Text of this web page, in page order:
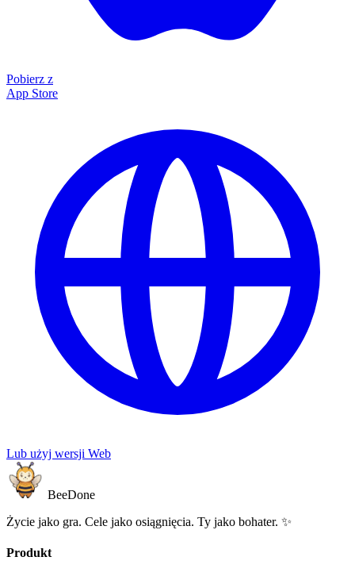
Pobierz z
App Store
Lub użyj wersji Web
BeeDone
Życie jako gra. Cele jako osiągnięcia. Ty jako bohater. ✨
Produkt